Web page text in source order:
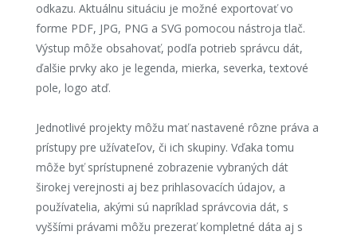
odkazu. Aktuálnu situáciu je možné exportovať vo
forme PDF, JPG, PNG a SVG pomocou nástroja tlač.
Výstup môže obsahovať, podľa potrieb správcu dát,
ďalšie prvky ako je legenda, mierka, severka, textové
pole, logo atď.
Jednotlivé projekty môžu mať nastavené rôzne práva a
prístupy pre užívateľov, či ich skupiny. Vďaka tomu
môže byť sprístupnené zobrazenie vybraných dát
širokej verejnosti aj bez prihlasovacích údajov, a
používatelia, akými sú napríklad správcovia dát, s
vyššími právami môžu prezerať kompletné dáta aj s